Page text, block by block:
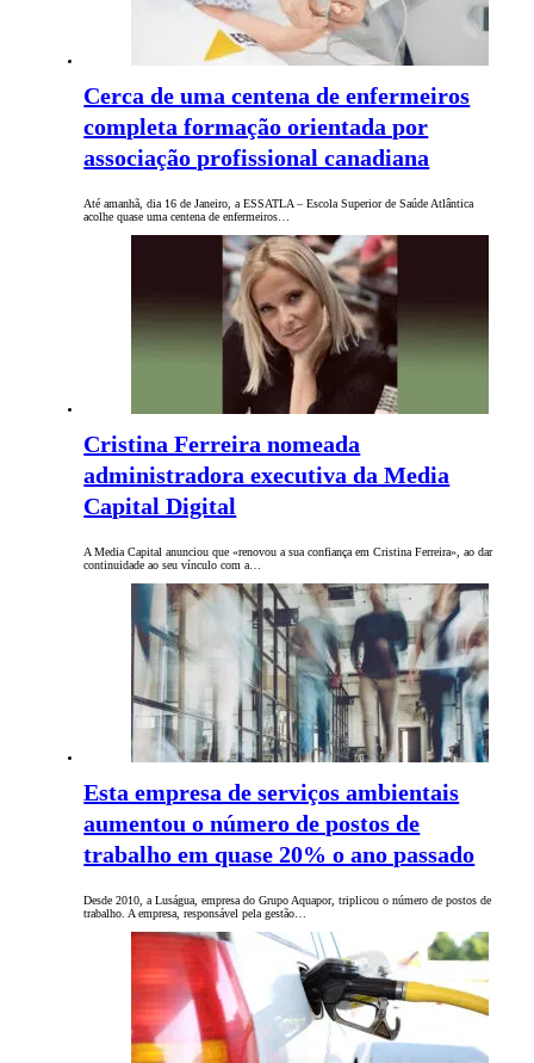
Cerca de uma centena de enfermeiros
completa formação orientada por
associação profissional canadiana
Até amanhã, dia 16 de Janeiro, a ESSATLA – Escola Superior de Saúde Atlântica
acolhe quase uma centena de enfermeiros…
Cristina Ferreira nomeada
administradora executiva da Media
Capital Digital
A Media Capital anunciou que «renovou a sua confiança em Cristina Ferreira», ao dar
continuidade ao seu vínculo com a…
Esta empresa de serviços ambientais
aumentou o número de postos de
trabalho em quase 20% o ano passado
Desde 2010, a Luságua, empresa do Grupo Aquapor, triplicou o número de postos de
trabalho. A empresa, responsável pela gestão…